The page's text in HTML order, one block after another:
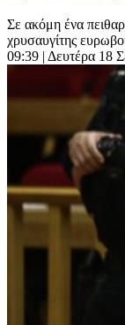
Σε ακόμη ένα
χρυσαυγίτης
09:39 | Δευτέρα 18